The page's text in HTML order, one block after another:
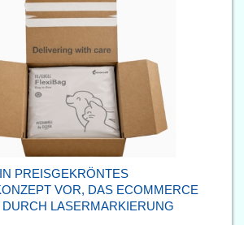
PREISGEKRÖNTES
VOR, DAS ECOMMERCE
LASERMARKIERUNG